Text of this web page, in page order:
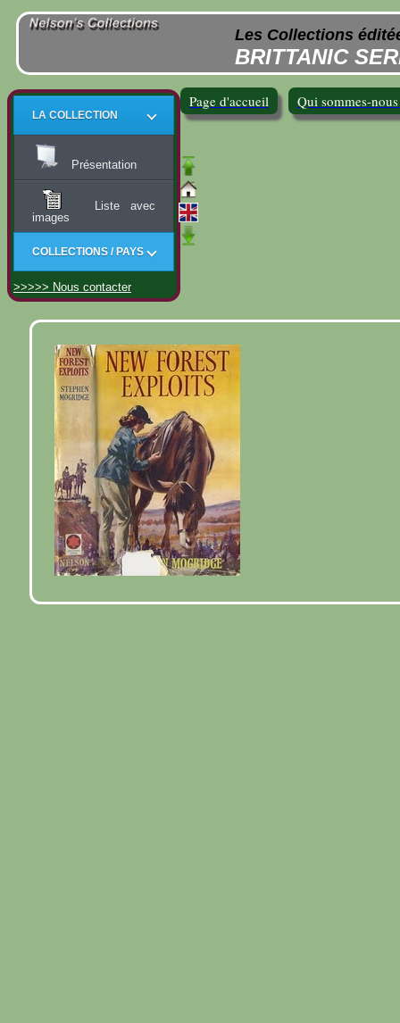
Les Collections
BRITTANIC
LA COLLECTION
Présentation
Liste avec
images
COLLECTIONS / PAYS
>>>>> Nous contacter
Page d'accueil Qui sommes-